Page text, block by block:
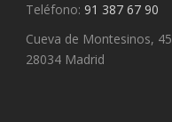
Teléfono: 91 387 67 90
Cueva de Montesinos, 45
28034 Madrid